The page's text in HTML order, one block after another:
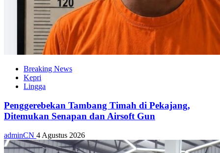
Breaking News
Kepri
Lingga
Penggerebekan Tambang Timah di Pekajang,
Ditemukan Senapan dan Airsoft Gun
adminCN 4 Agustus 2026